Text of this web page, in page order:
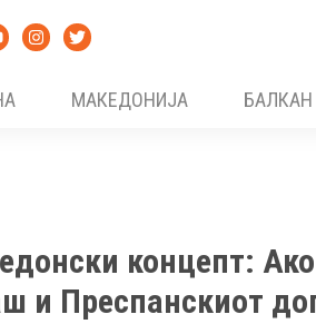
МАКЕДОНИЈА БАЛКАН
концепт:
и Преспанскиот